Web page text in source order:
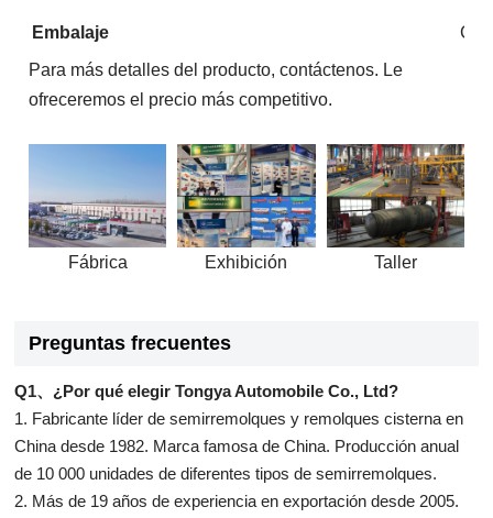
Embalaje
Para más detalles del producto, contáctenos. Le
ofreceremos el precio más competitivo.
Fábrica Exhibición Taller
Preguntas frecuentes
Q1、¿Por qué elegir Tongya Automobile Co., Ltd?
1. Fabricante líder de semirremolques y remolques cisterna en
China desde 1982. Marca famosa de China. Producción anual
de 10 000 unidades de diferentes tipos de semirremolques.
2. Más de 19 años de experiencia en exportación desde 2005.